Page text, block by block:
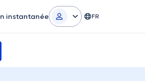
instantanée FR